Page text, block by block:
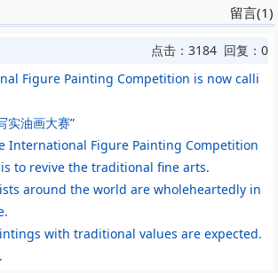
弱》《桥》入选《中国插图年鉴》
漫画作品展暨中国首届漫画拍卖会》—西泠印
》油画联展-798赵绪成艺术馆
》漫画展-中国美术家协会主办
——第四届国际文化交流展
功美术馆 “当代最具学术实力与收藏价值山水
年报》
——哲学谈》
留言(1)
点击：3184 回复：0
Figure Painting Competition is now calli
实油画大赛”
International Figure Painting Competition
is to revive the traditional fine arts.
around the world are wholeheartedly in
with traditional values are expected.